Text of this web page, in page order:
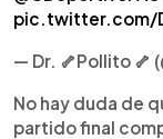
pic.twitter.com/
— Dr. 🦴Pollito 🦴
No hay duda de
partido final